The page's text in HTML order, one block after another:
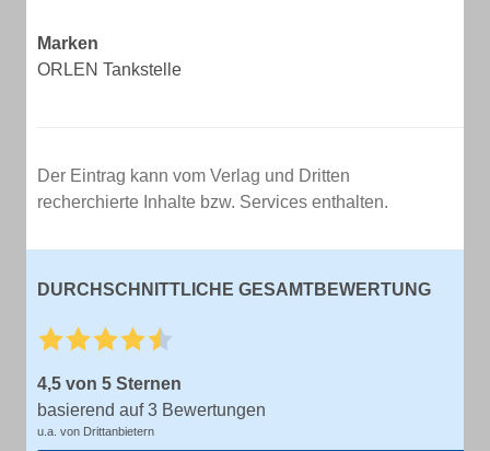
Marken
ORLEN Tankstelle
Der Eintrag kann vom Verlag und Dritten
recherchierte Inhalte bzw. Services enthalten.
DURCHSCHNITTLICHE GESAMTBEWERTUNG
4,5 von 5 Sternen
basierend auf 3 Bewertungen
u.a. von Drittanbietern